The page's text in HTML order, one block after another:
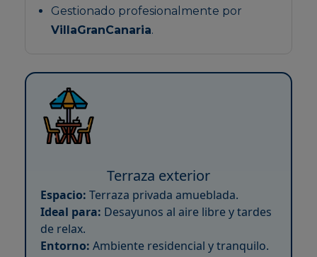
Gestionado profesionalmente por
VillaGranCanaria.
Terraza exterior
Espacio: Terraza privada amueblada.
Ideal para: Desayunos al aire libre y tardes
de relax.
Entorno: Ambiente residencial y tranquilo.